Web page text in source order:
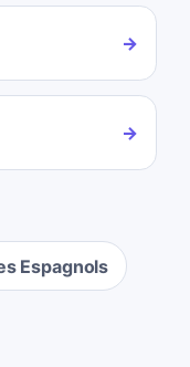
→
→
Espagnols